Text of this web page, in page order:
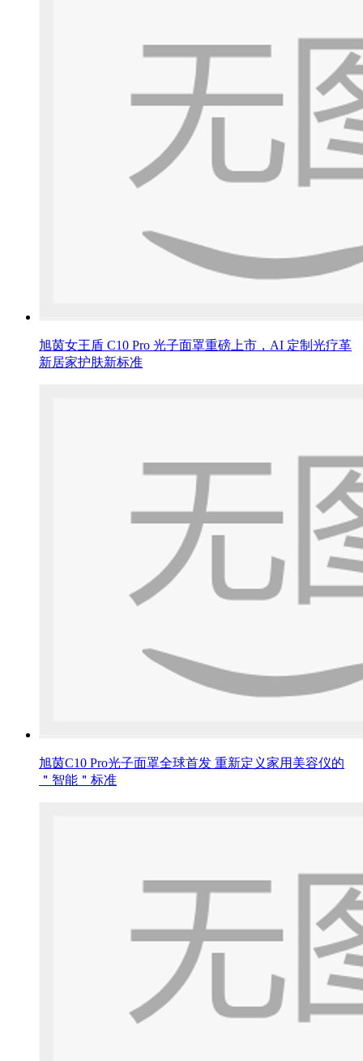
旭茵女王盾 C10 Pro 光子面罩重磅上市，AI 定制光疗革
新居家护肤新标准
旭茵C10 Pro光子面罩全球首发 重新定义家用美容仪的
＂智能＂标准